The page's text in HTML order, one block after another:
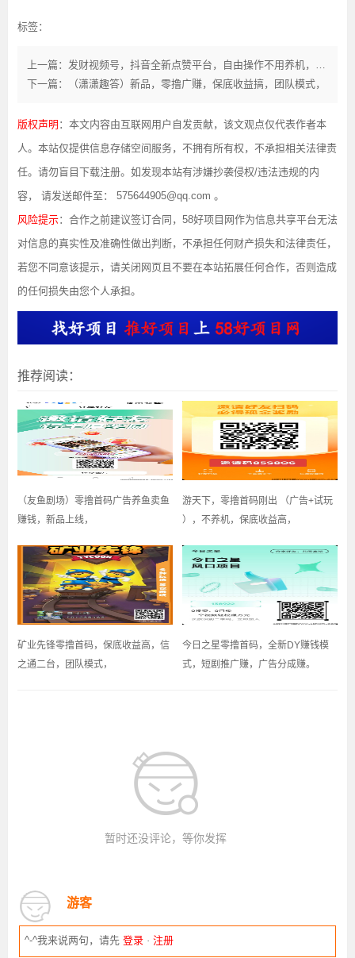
标签：
下一篇：（潇潇趣答）新品，零撸广赚，保底收益搞，团队模式，
版权声明 ：本文内容由互联网用户自发贡献，该文观点仅代表作者本
人。本站仅提供信息存储空间服务，不拥有所有权，不承担相关法律责
任。请勿盲目下载注册。如发现本站有涉嫌抄袭侵权/违法违规的内
容， 请发送邮件至： 575644905@qq.com 。
风险提示：合作之前建议签订合同，58好项目网作为信息共享平台无法
对信息的真实性及准确性做出判断，不承担任何财产损失和法律责任，
若您不同意该提示，请关闭网页且不要在本站拓展任何合作，否则造成
的任何损失由您个人承担。
推荐阅读：
（友鱼剧场）零撸首码广告养鱼卖鱼
赚钱，新品上线，
游天下，零撸首码刚出 （广告+试玩
），不养机，保底收益高，
矿业先锋零撸首码，保底收益高，信
之通二台，团队模式，
今日之星零撸首码，全新DY赚钱模
式，短剧推广赚，广告分成赚。
暂时还没评论，等你发挥
游客
^-^我来说两句，请先登录 · 注册